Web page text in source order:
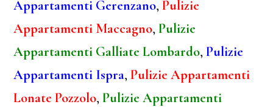
Appartamenti Gerenzano,Pulizie
Appartamenti Maccagno,Pulizie
Appartamenti Galliate Lombardo,Pulizie
Appartamenti Ispra,Pulizie Appartamenti
Lonate Pozzolo,Pulizie Appartamenti